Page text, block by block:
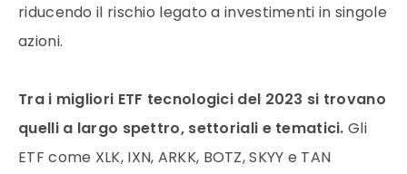
riducendo il rischio legato a investimenti in singole
azioni.
Tra i migliori ETF tecnologici del 2023 si trovano
quelli a largo spettro, settoriali e tematici. Gli
ETF come XLK, IXN, ARKK, BOTZ, SKYY e TAN